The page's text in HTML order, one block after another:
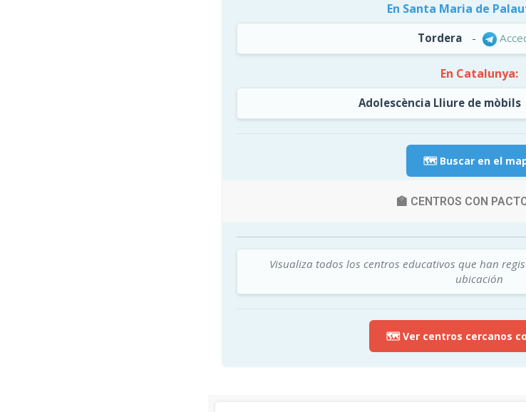
En Santa Maria de
Tordera -
En Catalunya:
Adolescència Lliure de mòbils
🗺️ Buscar en el
🏫 CENTROS CON
Visualiza todos los centros educativos que han
ubicación
🗺️ Ver centros cercanos